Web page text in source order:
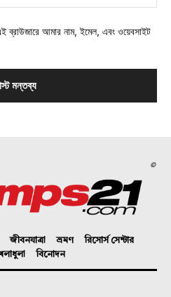
ব্রাউজারে আমার নাম, ইমেল, এবং ওয়েবসাইট
©
জীবনযাত্রা ভ্রমণ
রিসোর্স সেন্টার
বিনোদন